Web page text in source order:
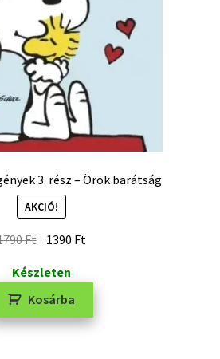
3. rész – Örök barátság
AKCIÓ!
Ft 1390 Ft
Készleten
Kosárba